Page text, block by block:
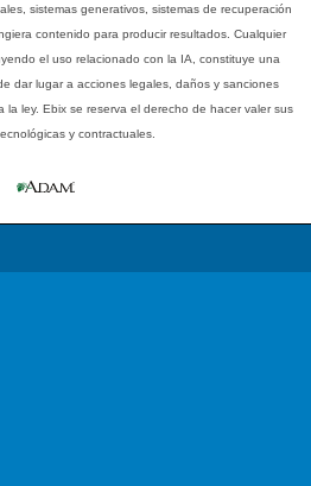
sistemas generativos, sistemas de recuperación
contenido para producir resultados. Cualquier
el uso relacionado con la IA, constituye una
dar lugar a acciones legales, daños y sanciones
ley. Ebix se reserva el derecho de hacer valer sus
y contractuales.